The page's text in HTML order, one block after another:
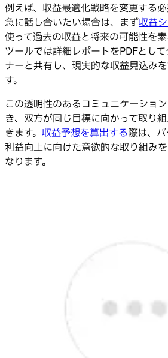
例えば、収益最適化戦略を変更する
急に話し合いたい場合は、まず収益
使って過去の収益と将来の可能性を
ツールでは詳細レポートをPDFとし
ナーと共有し、現実的な収益見込み
す。
この透明性のあるコミュニケーショ
き、双方が同じ目標に向かって取り
きます。 収益予想を算出する際は、
利益向上に向けた意欲的な取り組み
なります。